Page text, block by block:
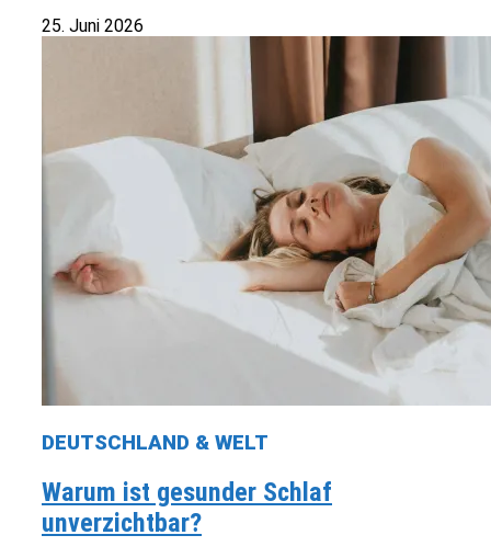
25. Juni 2026
DEUTSCHLAND & WELT
Warum ist gesunder Schlaf
unverzichtbar?